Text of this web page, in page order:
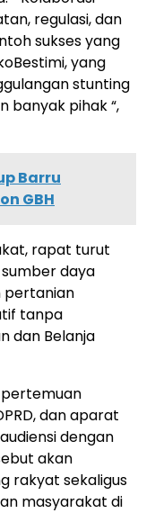
regulasi, dan
sukses yang
yang
stunting
banyak pihak “,
Barru
GBH
rapat turut
daya
pertanian
tanpa
dan Belanja
pertemuan
dan aparat
dengan
akan
rakyat sekaligus
masyarakat di